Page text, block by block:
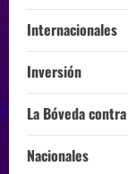
Internacionales
Inversión
La Bóveda
Nacionales